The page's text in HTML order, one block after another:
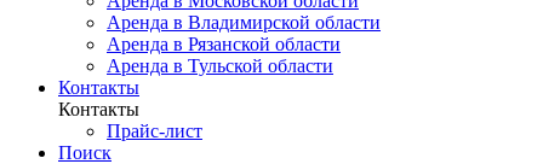
Аренда в Владимирской области
Аренда в Рязанской области
Аренда в Тульской области
Контакты
Контакты
Прайс-лист
Поиск